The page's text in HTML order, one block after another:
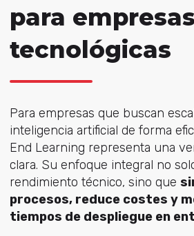
para empresas
tecnológicas
Para empresas que buscan
inteligencia artificial de forma
End Learning representa una
clara. Su enfoque integral no
rendimiento técnico, sino que
procesos, reduce costes y
tiempos de despliegue en